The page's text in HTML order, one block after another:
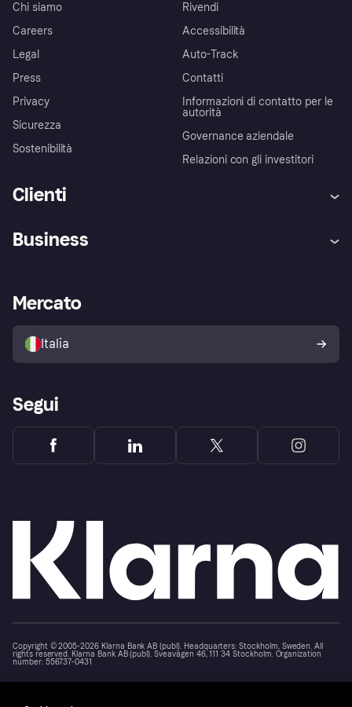
Chi siamo
Careers
Legal
Press
Privacy
Sicurezza
Sostenibilità
Rivendi
Accessibilità
Auto-Track
Contatti
Informazioni di contatto per le
autorità
Governance aziendale
Relazioni con gli investitori
Clienti
Assistenza
Esplora i negozi
Politica di protezione
dell'acquirente Klarna
Business
Accesso aziende
Mercato
Italia
Segui
Copyright © 2005-2026 Klarna Bank AB (publ). Headquarters: Stockholm, Sweden. All
rights reserved. Klarna Bank AB (publ). Sveavägen 46, 111 34 Stockholm. Organization
number: 556737-0431